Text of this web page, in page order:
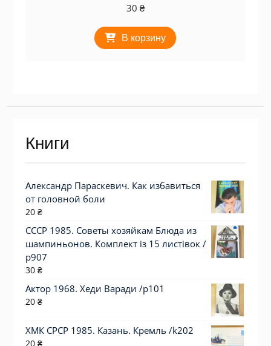
30 ₴
В корзину
Книги
Александр Параскевич. Как избавиться
от головной боли
20 ₴
СССР 1985. Советы хозяйкам Блюда из
шампиньонов. Комплект із 15 листівок /
р907
30 ₴
Актор 1968. Хеди Варади /p101
20 ₴
ХМК СРСР 1985. Казань. Кремль /k202
20 ₴